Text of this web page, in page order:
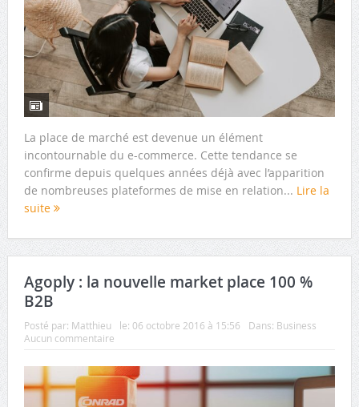
La place de marché est devenue un élément
incontournable du e-commerce. Cette tendance se
confirme depuis quelques années déjà avec l’apparition
de nombreuses plateformes de mise en relation... Lire la
suite
Agoply : la nouvelle market place 100 %
B2B
Posté par: Matthieu le: 06 octobre 2016 à 15:56 Dans: Business
Aucun commentaire